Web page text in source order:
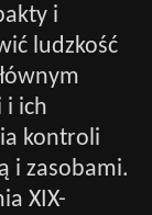
i
ludzkość
i ich
kontroli
i zasobami.
XIX-